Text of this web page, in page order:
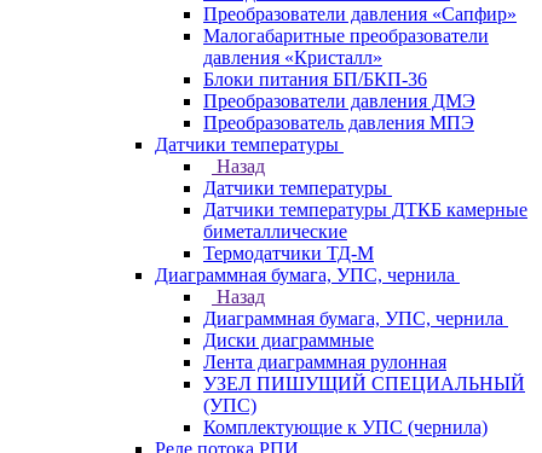
Преобразователи давления «Сапфир»
Малогабаритные преобразователи
давления «Кристалл»
Блоки питания БП/БКП-36
Преобразователи давления ДМЭ
Преобразователь давления МПЭ
Датчики температуры
Назад
Датчики температуры
Датчики температуры ДТКБ камерные
биметаллические
Термодатчики ТД-М
Диаграммная бумага, УПС, чернила
Назад
Диаграммная бумага, УПС, чернила
Диски диаграммные
Лента диаграммная рулонная
УЗЕЛ ПИШУЩИЙ СПЕЦИАЛЬНЫЙ
(УПС)
Комплектующие к УПС (чернила)
Реле потока РПИ